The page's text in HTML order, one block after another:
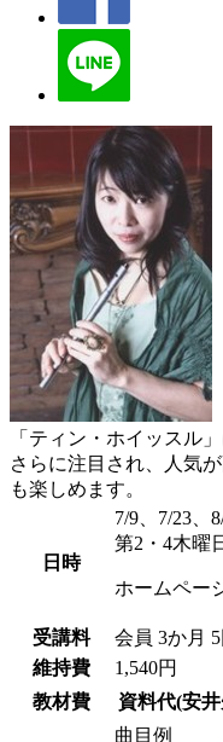
「ティン・ホイッスル
さらに注目され、人気
も楽しめます。
日時
7/9、7/23、
第2・4木曜
ホームペー
受講料 会員 3か月
維持費
1,540円
教材費
資料代(安
曲目例